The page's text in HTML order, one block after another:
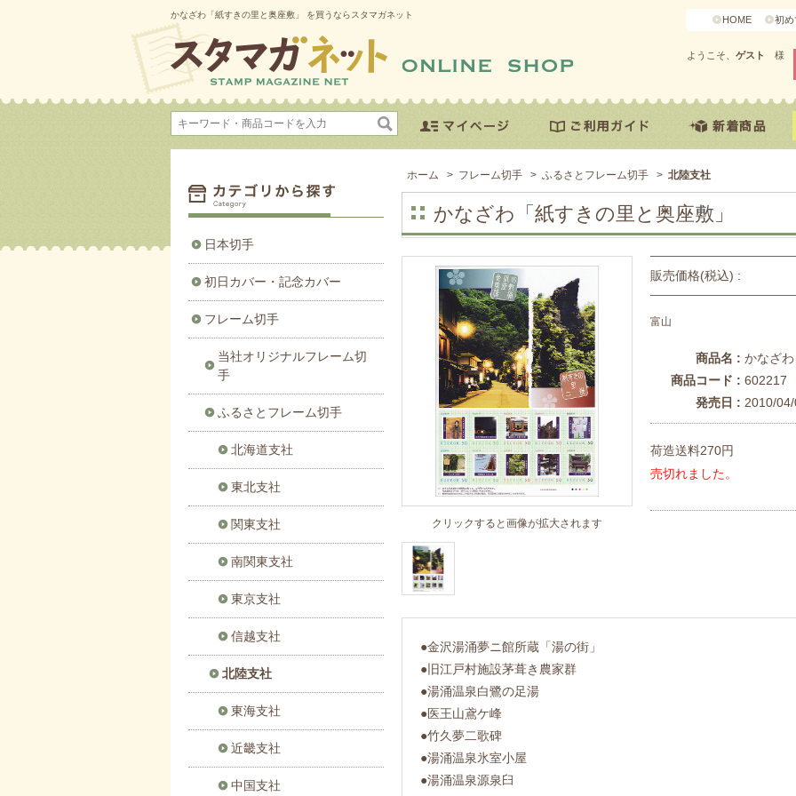
かなざわ「紙すきの里と奥座敷」 を買うならスタマガネット HOME 初め
ようこそ、 ゲスト 様
ホーム > フレーム切手 > ふるさとフレーム切手 > 北陸支社
かなざわ「紙すきの里と奥座敷」
クリックすると画像が拡大されます
販売価格(税込) :
富山
商品名 : かなざ
商品コード : 602217
発売日 : 2010/
荷造送料270円
売切れました。
●金沢湯涌夢ニ館所蔵「湯の街」
●旧江戸村施設茅葺き農家群
●湯涌温泉白鷺の足湯
●医王山鳶ケ峰
●竹久夢二歌碑
●湯涌温泉氷室小屋
●湯涌温泉源泉臼
日本切手
初日カバー・記念カバー
フレーム切手
当社オリジナルフレーム切
手
ふるさとフレーム切手
北海道支社
東北支社
関東支社
南関東支社
東京支社
信越支社
北陸支社
東海支社
近畿支社
中国支社